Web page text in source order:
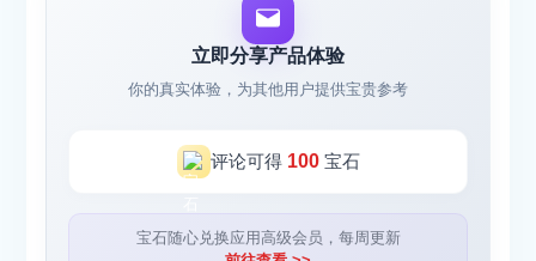
立即分享产品体验
你的真实体验，为其他用户提供宝贵参考
评论可得 100宝石
宝石随心兑换应用高级会员，每周更新